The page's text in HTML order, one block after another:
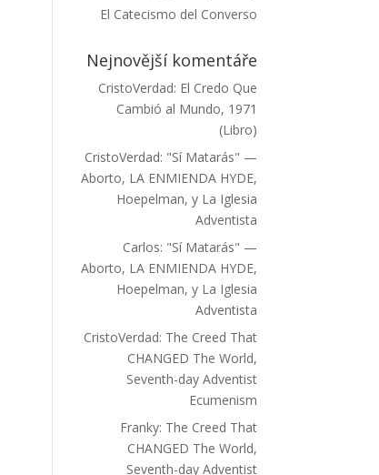
El Catecismo del Converso
Nejnovější komentáře
CristoVerdad: El Credo Que
Cambió al Mundo, 1971
(Libro)
CristoVerdad: "Sí Matarás" —
Aborto, LA ENMIENDA HYDE,
Hoepelman, y La Iglesia
Adventista
Carlos: "Sí Matarás" —
Aborto, LA ENMIENDA HYDE,
Hoepelman, y La Iglesia
Adventista
CristoVerdad: The Creed That
CHANGED The World,
Seventh-day Adventist
Ecumenism
Franky: The Creed That
CHANGED The World,
Seventh-day Adventist